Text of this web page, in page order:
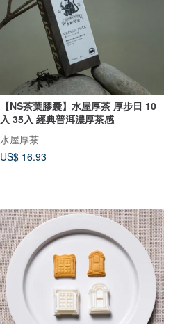
【NS茶葉膠囊】水屋厚茶 厚步日 10
入 35入 經典普洱濃厚茶感
水屋厚茶
US$ 16.93